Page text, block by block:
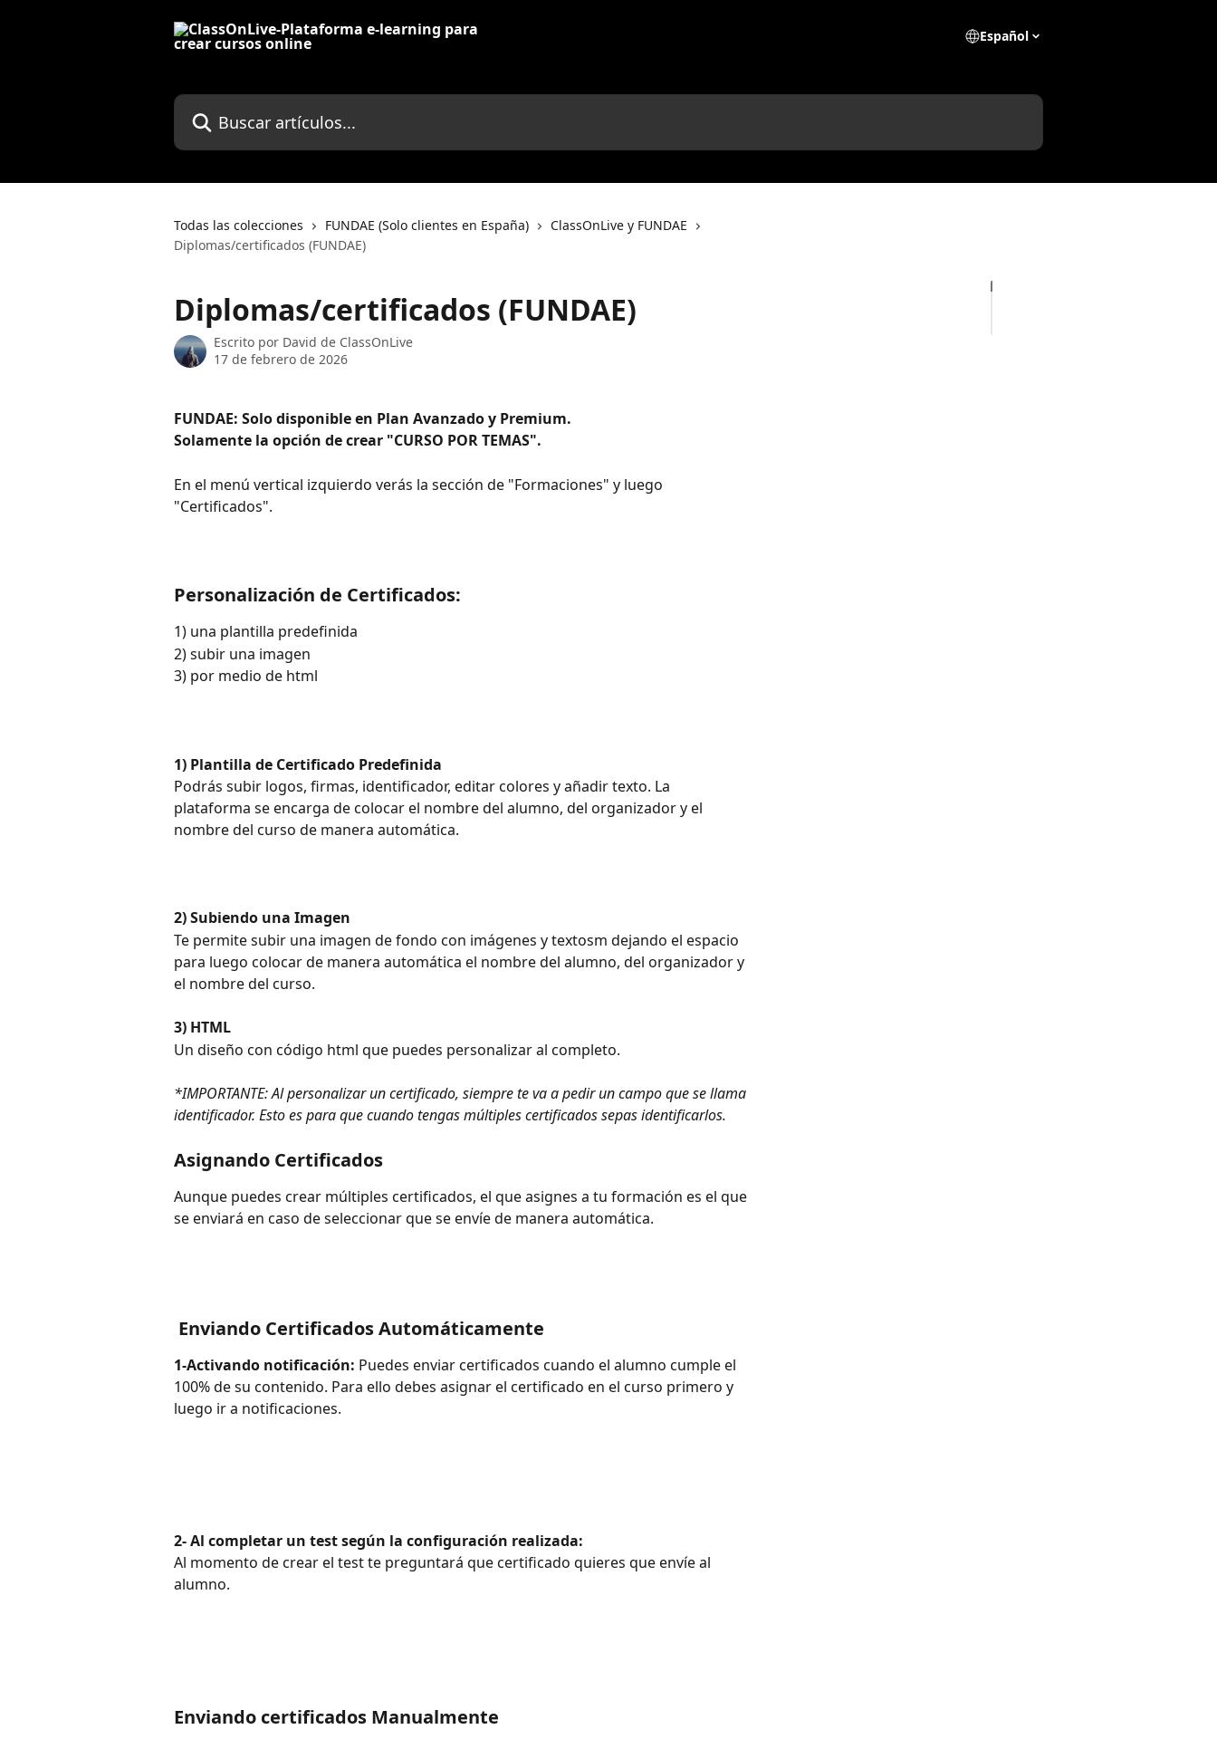
Español
Buscar artículos...
Todas las colecciones FUNDAE (Solo clientes en España)
ClassOnLive y FUNDAE
Diplomas/certificados (FUNDAE)
Diplomas/certificados (FUNDAE)
Escrito por David de ClassOnLive
17 de febrero de 2026
FUNDAE: Solo disponible en Plan Avanzado y Premium.
Solamente la opción de crear "CURSO POR TEMAS".
En el menú vertical izquierdo verás la sección de "Formaciones" y luego
"Certificados".
Personalización de Certificados:
1) una plantilla predefinida
2) subir una imagen
3) por medio de html
1) Plantilla de Certificado Predefinida
Podrás subir logos, firmas, identificador, editar colores y añadir texto. La
plataforma se encarga de colocar el nombre del alumno, del organizador y el
nombre del curso de manera automática.
2) Subiendo una Imagen
Te permite subir una imagen de fondo con imágenes y textosm dejando el espacio
para luego colocar de manera automática el nombre del alumno, del organizador y
el nombre del curso.
3) HTML
Un diseño con código html que puedes personalizar al completo.
*IMPORTANTE: Al personalizar un certificado, siempre te va a pedir un campo que se llama
identificador. Esto es para que cuando tengas múltiples certificados sepas identificarlos.
Asignando Certificados
Aunque puedes crear múltiples certificados, el que asignes a tu formación es el que
se enviará en caso de seleccionar que se envíe de manera automática.
Enviando Certificados Automáticamente
1-Activando notificación: Puedes enviar certificados cuando el alumno cumple el
100% de su contenido. Para ello debes asignar el certificado en el curso primero y
luego ir a notificaciones.
2- Al completar un test según la configuración realizada:
Al momento de crear el test te preguntará que certificado quieres que envíe al
alumno.
Enviando certificados Manualmente